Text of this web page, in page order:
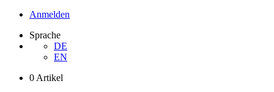
Anmelden
Sprache
DE
EN
0 Artikel